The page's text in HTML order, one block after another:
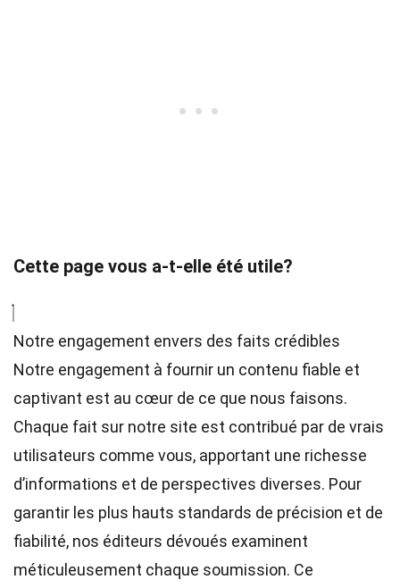
Cette page vous a-t-elle été utile?
Notre engagement envers des faits crédibles
Notre engagement à fournir un contenu fiable et
captivant est au cœur de ce que nous faisons.
Chaque fait sur notre site est contribué par de vrais
utilisateurs comme vous, apportant une richesse
d’informations et de perspectives diverses. Pour
garantir les plus hauts standards de précision et de
fiabilité, nos éditeurs dévoués examinent
méticuleusement chaque soumission. Ce